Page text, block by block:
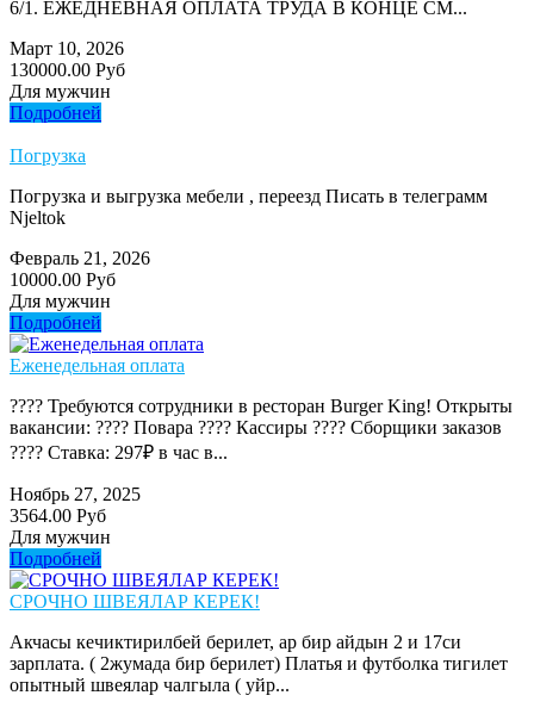
6/1. ЕЖЕДНЕВНАЯ ОПЛАТА ТРУДА В КОНЦЕ СМ...
Март 10, 2026
130000.00 Руб
Для мужчин
Подробней
Погрузка
Погрузка и выгрузка мебели , переезд Писать в телеграмм
Njeltok
Февраль 21, 2026
10000.00 Руб
Для мужчин
Подробней
Еженедельная оплата
???? Требуются сотрудники в ресторан Burger King! Открыты
вакансии: ???? Повара ???? Кассиры ???? Сборщики заказов
???? Ставка: 297₽ в час в...
Ноябрь 27, 2025
3564.00 Руб
Для мужчин
Подробней
СРОЧНО ШВЕЯЛАР КЕРЕК!
Акчасы кечиктирилбей берилет, ар бир айдын 2 и 17си
зарплата. ( 2жумада бир берилет) Платья и футболка тигилет
опытный швеялар чалгыла ( уйр...